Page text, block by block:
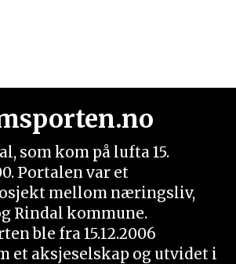
som kom på lufta 15.
Portalen var et
mellom næringsliv,
Rindal kommune.
ble fra 15.12.2006
et aksjeselskap og utvidet i